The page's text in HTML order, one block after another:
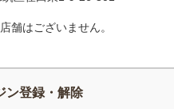
舗はございません。
ン登録・解除